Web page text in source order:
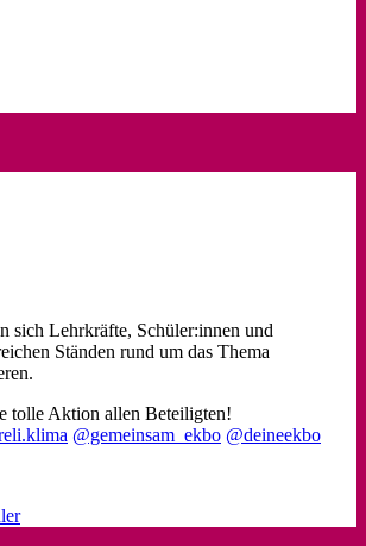
sich Lehrkräfte, Schüler:innen und
Ständen rund um das Thema
tolle Aktion allen Beteiligten!
@gemeinsam_ekbo @deineekbo